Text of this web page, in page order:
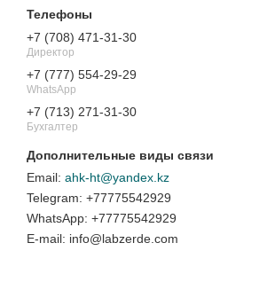
+7 (708) 471-31-30
Директор
+7 (777) 554-29-29
WhatsApp
+7 (713) 271-31-30
Бухгалтер
ahk-ht@yandex.kz
+77775542929
+77775542929
E-mail info@labzerde.com